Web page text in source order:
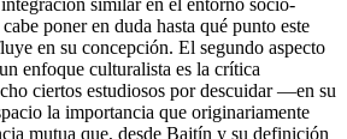
similar en el entorno socio-
poner en duda hasta qué punto este
en su concepción. El segundo aspecto
enfoque culturalista es la crítica
ciertos estudiosos por descuidar —en su
la importancia que originariamente
mutua que, desde Bajtín y su definición